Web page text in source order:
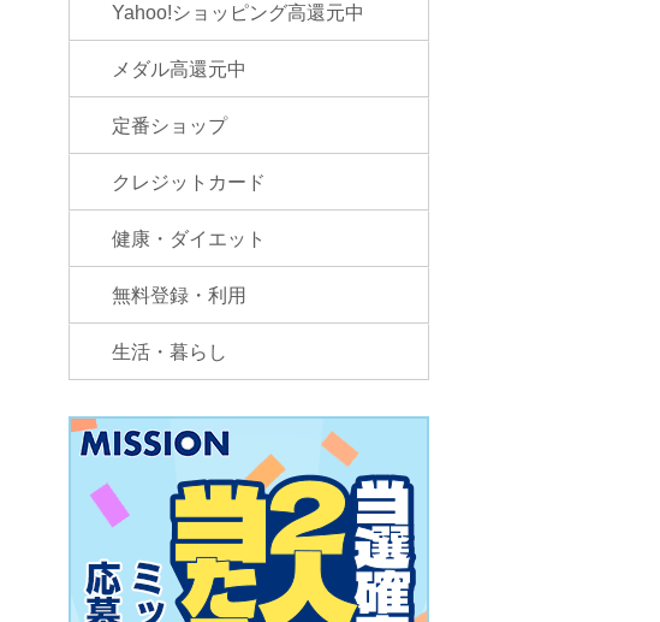
Yahoo!ショッピング高還元中
メダル高還元中
定番ショップ
クレジットカード
健康・ダイエット
無料登録・利用
生活・暮らし